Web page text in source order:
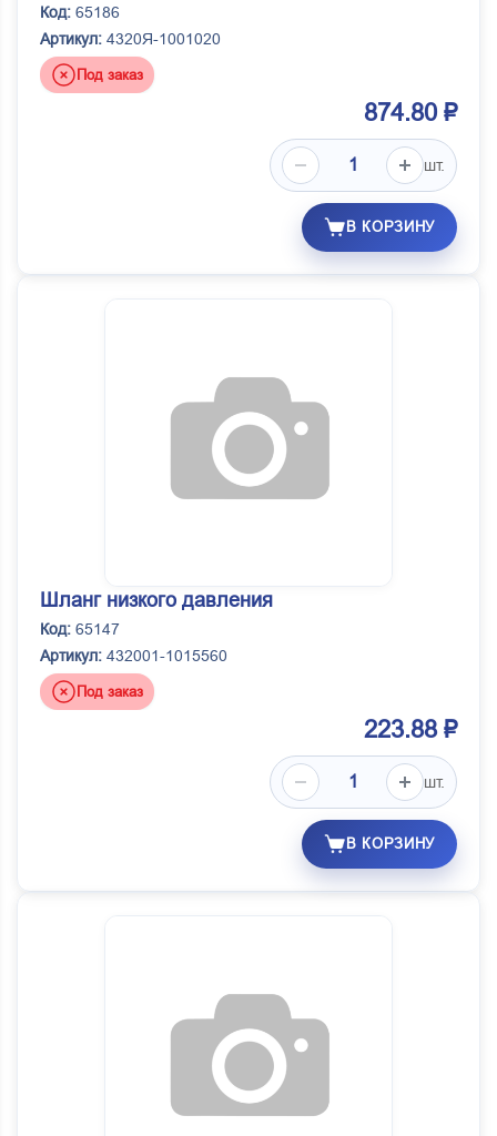
Код: 65186
Артикул: 4320Я-1001020
Под заказ
874.80 ₽
шт.
В КОРЗИНУ
Шланг низкого давления
Код: 65147
Артикул: 432001-1015560
Под заказ
223.88 ₽
шт.
В КОРЗИНУ